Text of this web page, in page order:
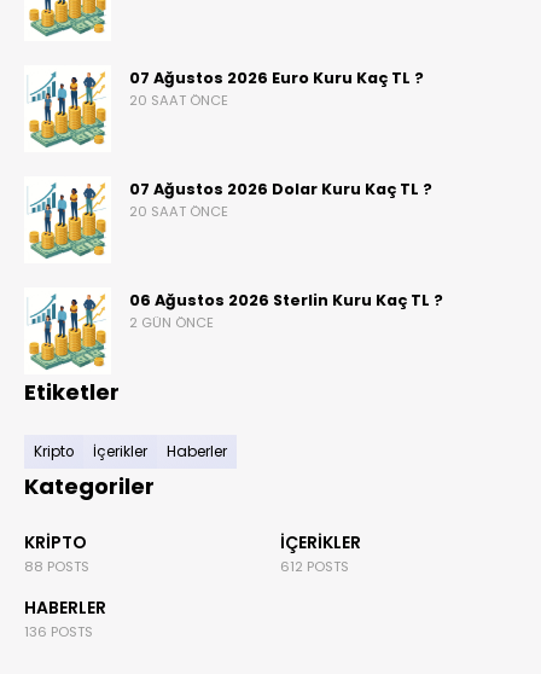
07 Ağustos 2026 Euro Kuru Kaç TL ?
20 SAAT ÖNCE
07 Ağustos 2026 Dolar Kuru Kaç TL ?
20 SAAT ÖNCE
06 Ağustos 2026 Sterlin Kuru Kaç TL ?
2 GÜN ÖNCE
Etiketler
Kripto İçerikler Haberler
Kategoriler
KRIPTO
88 POSTS
İÇERIKLER
612 POSTS
HABERLER
136 POSTS